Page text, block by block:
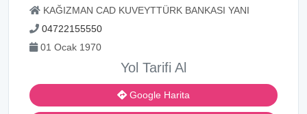
KAĞIZMAN CAD KUVEYTTÜRK BANKASI YANI
04722155550
01 Ocak 1970
Yol Tarifi Al
Google Harita